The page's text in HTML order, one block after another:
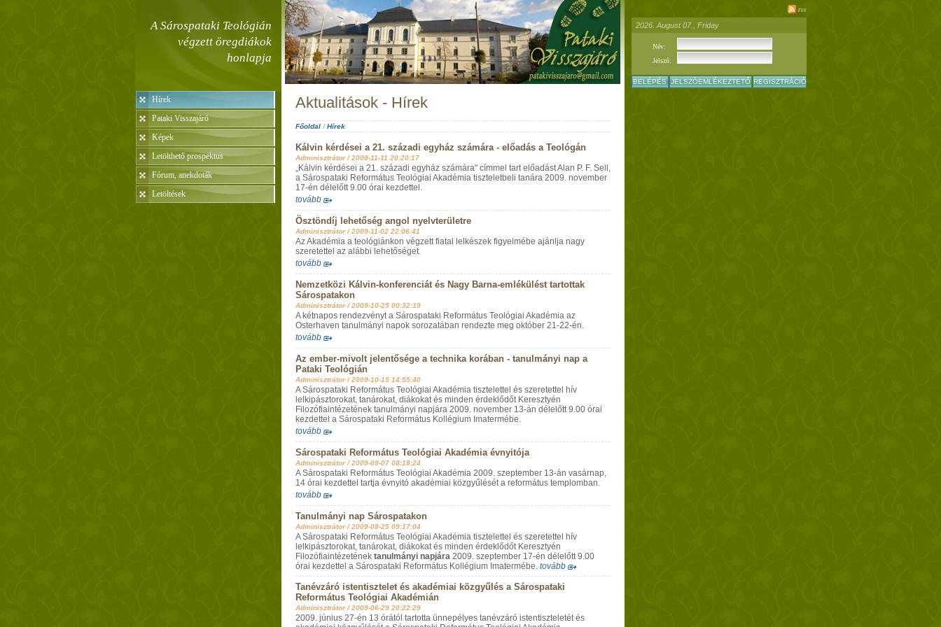
A Sárospataki Teológián
végzett öregdiákok
honlapja
Hírek
Pataki Visszajáró
Képek
Letölthető prospektus
Fórum, anekdoták
Letöltések
Aktualitások - Hírek
Főoldal/Hírek
Kálvin kérdései a 21. századi egyház számára - előadás a Teológán
Adminisztrátor /2009-11-11 20:20:17
„Kálvin kérdései a 21. századi egyház számára" címmel tart előadást Alan P. F. Sell,
a Sárospataki Református Teológiai Akadémia tiszteletbeli tanára 2009. november
17-én délelőtt 9.00 órai kezdettel.
tovább
Ösztöndíj lehetőség angol nyelvterületre
Adminisztrátor /2009-11-02 22:06:41
Az Akadémia a teológiánkon végzett fiatal lelkészek figyelmébe ajánlja nagy
szeretettel az alábbi lehetőséget.
tovább
Nemzetközi Kálvin-konferenciát és Nagy Barna-emlékülést tartottak
Sárospatakon
Adminisztrátor /2009-10-25 00:32:19
A kétnapos rendezvényt a Sárospataki Református Teológiai Akadémia az
Osterhaven tanulmányi napok sorozatában rendezte meg október 21-22-én.
tovább
Az ember-mivolt jelentősége a technika korában - tanulmányi nap a
Pataki Teológián
Adminisztrátor /2009-10-15 14:55:40
A Sárospataki Református Teológiai Akadémia tisztelettel és szeretettel hív
lelkipásztorokat, tanárokat, diákokat és minden érdeklődőt Keresztyén
Filozófiaintézetének tanulmányi napjára 2009. november 13-án délelőtt 9.00 órai
kezdettel a Sárospataki Református Kollégium Imatermébe.
tovább
Sárospataki Református Teológiai Akadémia évnyitója
Adminisztrátor /2009-09-07 08:18:24
A Sárospataki Református Teológiai Akadémia 2009. szeptember 13-án vasárnap,
14 órai kezdettel tartja évnyitó akadémiai közgyűlését a református templomban.
tovább
Tanulmányi nap Sárospatakon
Adminisztrátor /2009-08-25 09:17:04
A Sárospataki Református Teológiai Akadémia tisztelettel és szeretettel hív
lelkipásztorokat, tanárokat, diákokat és minden érdeklődőt Keresztyén
Filozófiaintézetének tanulmányi napjára 2009. szeptember 17-én délelőtt 9.00
órai kezdettel a Sárospataki Református Kollégium Imatermébe. tovább
Tanévzáró istentisztelet és akadémiai közgyűlés a Sárospataki
Református Teológiai Akadémián
Adminisztrátor /2009-06-29 20:22:29
2009. június 27-én 13 órától tartotta ünnepélyes tanévzáró istentiszteletét és
rss
2026. August 07., Friday
Név:
Jelszó:
BELÉPÉS JELSZÓEMLÉKEZTETŐ REGISZTRÁCIÓ